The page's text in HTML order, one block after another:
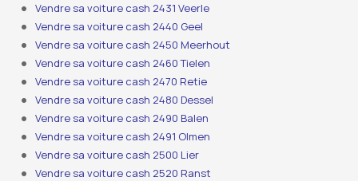
Vendre sa voiture cash 2431 Veerle
Vendre sa voiture cash 2440 Geel
Vendre sa voiture cash 2450 Meerhout
Vendre sa voiture cash 2460 Tielen
Vendre sa voiture cash 2470 Retie
Vendre sa voiture cash 2480 Dessel
Vendre sa voiture cash 2490 Balen
Vendre sa voiture cash 2491 Olmen
Vendre sa voiture cash 2500 Lier
Vendre sa voiture cash 2520 Ranst